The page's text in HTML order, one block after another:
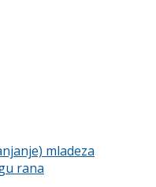
mladeza
rana